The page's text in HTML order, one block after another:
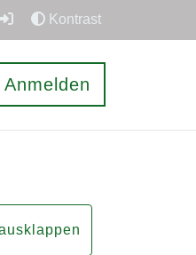
Kontrast
Anmelden